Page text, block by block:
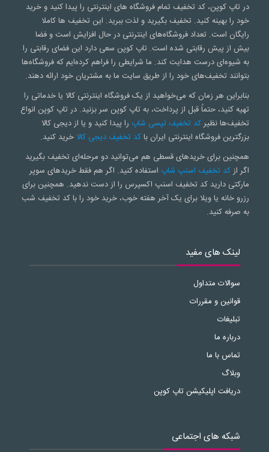
در تاپ کوپن، کد تخفیف تمام فروشگاه های اینترنتی را پیدا کنید و خرید
خود را بهینه کنید. تخفیف بگیرید و لذت ببرید. این تخفیف ها کاملا
رایگان است. تعداد فروشگاه‌های اینترنتی در حال افزایش است و فضا
بیش از پیش رقابتی شده است. تاپ کوپن سعی‌ دارد این فضای رقابتی را
به شیوه‌ای درست هدایت کند. ما شرایطی را فراهم کرده‌ایم که فروشگاه‌ها
بتوانند تخفیف‌های خود را از طریق سایت ما به مشتریان خود ارائه دهند.
بنابراین هر زمان که می‌خواهید از یک فروشگاه اینترنتی کالا یا خدماتی را
تهیه کنید، حتماً قبل از پرداخت، به تاپ کوپن سر بزنید. در تاپ کوپن انواع
تخفیف‌ها نظیرکد تخفیف تپسی شاپ را پیدا کنید و یا از دیجی کالا
بزرگترین فروشگاه اینترنتی ایران باکد تخفیف دیجی کالا خرید کنید.
همچنین برای خریدهای قسطی هم می‌توانید دو مرحله‌ای تخفیف بگیرید
اگر ازکد تخفیف اسنپ شاپ استفاده کنید. اگر هم فقط خریدهای سوپر
مارکتی دارید کد تخفیف اسنپ اکسپرس را از دست ندهید. همچنین برای
رزرو خانه یا ویلا برای یک آخر هفته خوب، خرید خود را با کد تخفیف شب
به صرفه کنید.
لینک های مفید
سوالات متداول
قوانین و مقررات
تبلیغات
درباره ما
تماس با ما
وبلاگ
دریافت اپلیکیشن تاپ کوپن
شبکه های اجتماعی